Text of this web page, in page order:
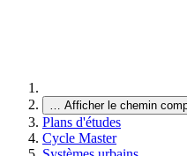
… Afficher le chemin
Plans d'études
Cycle Master